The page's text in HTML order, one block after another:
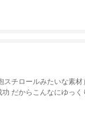
スチロールみたいな素
だからこんなにゆっ